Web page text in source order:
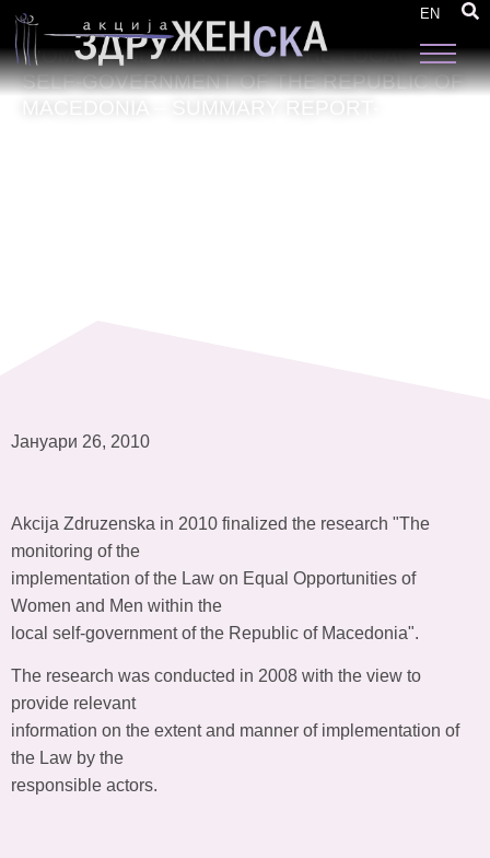
EN
THE LAW ON EQUAL OPPORTUNITIES OF
WOMEN AND MEN WITHIN THE LOCAL
SELF-GOVERNMENT OF THE REPUBLIC OF
MACEDONIA – SUMMARY REPORT-
Јануари 26, 2010
Akcija Zdruzenska in 2010 finalized the research "The
monitoring of the
implementation of the Law on Equal Opportunities of
Women and Men within the
local self-government of the Republic of Macedonia".
The research was conducted in 2008 with the view to
provide relevant
information on the extent and manner of implementation of
the Law by the
responsible actors.